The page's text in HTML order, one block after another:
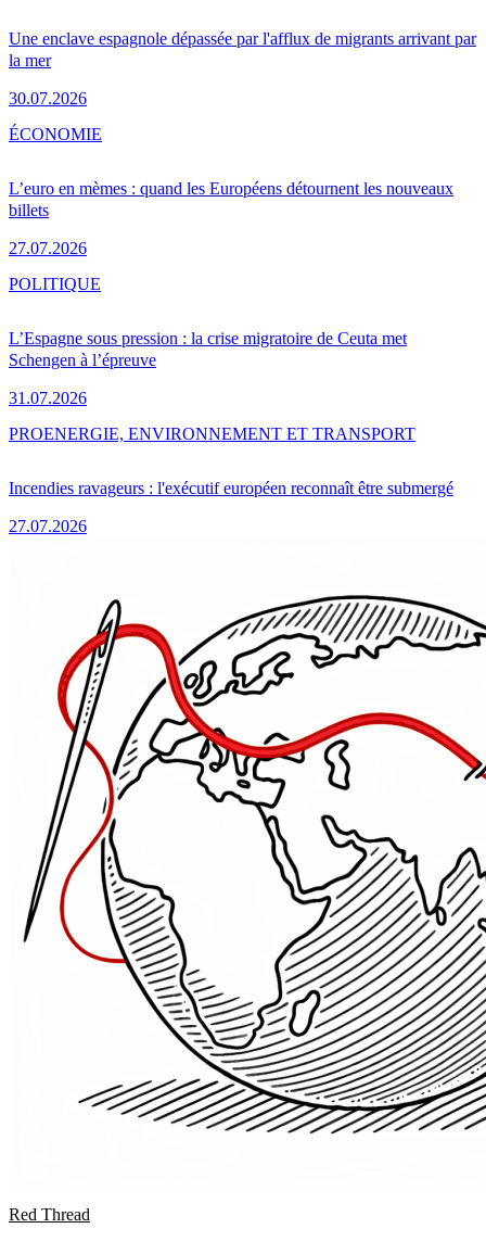
Une enclave espagnole dépassée par l'afflux de migrants arrivant par
la mer
30.07.2026
L’euro en mèmes : quand les Européens détournent les nouveaux
billets
27.07.2026
ÉCONOMIE
L’Espagne sous pression : la crise migratoire de Ceuta met
Schengen à l’épreuve
31.07.2026
POLITIQUE
Incendies ravageurs : l'exécutif européen reconnaît être submergé
27.07.2026
PROENERGIE, ENVIRONNEMENT ET TRANSPORT
Red Thread